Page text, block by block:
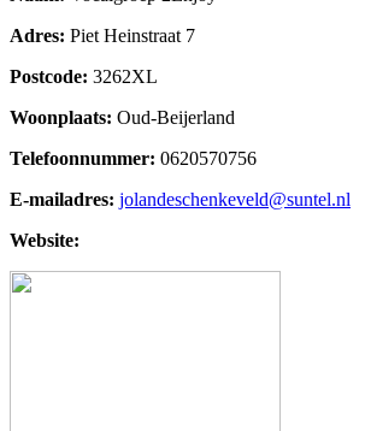
Adres: Piet Heinstraat 7
Postcode: 3262XL
Woonplaats: Oud-Beijerland
Telefoonnummer: 0620570756
E-mailadres: jolandeschenkeveld@suntel.nl
Website: